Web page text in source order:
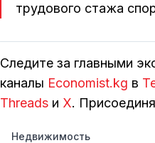
трудового стажа
Следите за главными
каналы Economist.kg в
Threads и Х.
Недвижимость